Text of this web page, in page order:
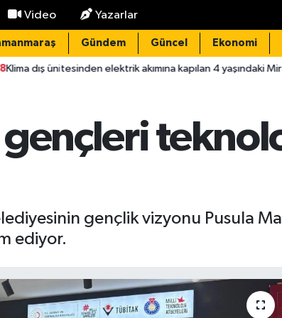
Video Yazarlar
Gündem Güncel Ekonomi
akımına kapılan 4 yaşındaki Miraç öldü; 1 tutuklama
gençleri
gençlik vizyonu Pusula
ediyor.